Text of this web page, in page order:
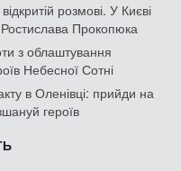
розмові. У Києві
Ростислава Прокопюка
з облаштування
Небесної Сотні
в Оленівці: прийди на
героїв